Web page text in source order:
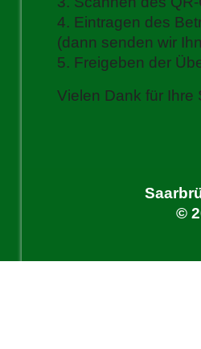
4. Eintragen des
(dann senden wir
5. Freigeben der
Vielen Dank für Ihre
©